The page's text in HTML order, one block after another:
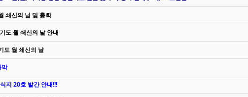
쇄신의 닐 및 총회
도 월 쇄신의 날 안내
도 월 쇄신의 날
막
지 20호 발간 안내!!!